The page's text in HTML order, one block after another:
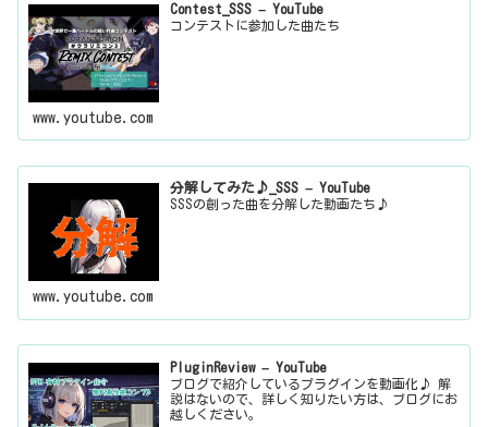
Contest_SSS – YouTube
コンテストに参加した曲たち
www.youtube.com
分解してみた♪_SSS – YouTube
SSSの創った曲を分解した動画たち♪
www.youtube.com
PluginReview – YouTube
ブログで紹介しているプラグインを動画化♪ 解
説はないので、詳しく知りたい方は、ブログにお
越しください。